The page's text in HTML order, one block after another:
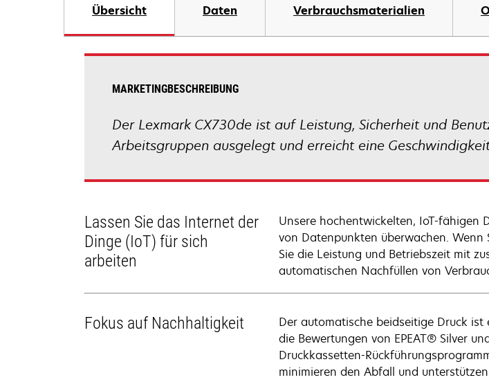
Übersicht Daten Verbrauchsmaterialien
MARKETINGBESCHREIBUNG
Der Lexmark CX730de ist auf Leistung, Sicherheit und
Arbeitsgruppen ausgelegt und erreicht eine
Lassen Sie das Internet der
Dinge (IoT) für sich
arbeiten
Unsere hochentwickelten, IoT-fähigen
von Datenpunkten überwachen. Wenn
Sie die Leistung und Betriebszeit mit
automatischen Nachfüllen von
Fokus auf Nachhaltigkeit
Der automatische beidseitige Druck
die Bewertungen von EPEAT® Silver
Druckkassetten-
minimieren den Abfall und